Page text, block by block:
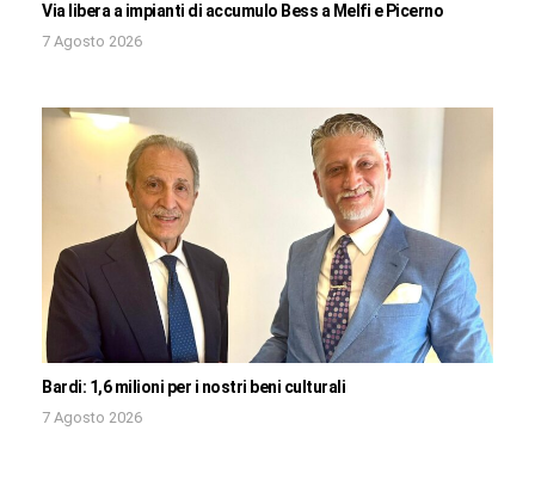
Via libera a impianti di accumulo Bess a Melfi e Picerno
7 Agosto 2026
Bardi: 1,6 milioni per i nostri beni culturali
7 Agosto 2026